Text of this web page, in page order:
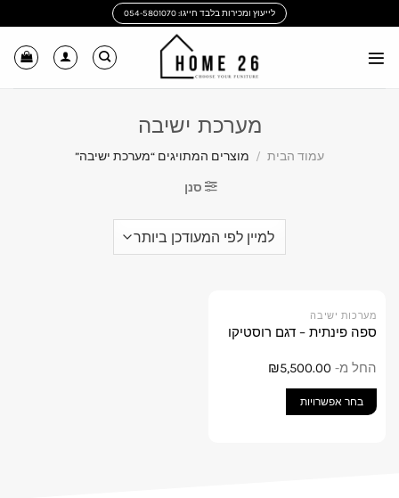
to
לייעוץ ומכירות בלבד חייגו: 054-5801070
מערכת ישיבה
עמוד הבית / מוצרים המתויגים “מערכת ישיבה”
סנן
מערכות ישיבה
ספה פינתית – דגם רוסטיקו
החל מ- ₪5,500.00
בחר אפשרויות
למוצר
זה
סוגים.
ניתן